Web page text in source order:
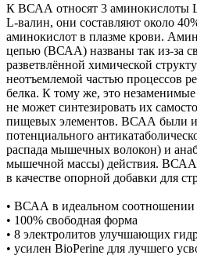
К ВСАА относят 3 аминокислоты
L-валин, они составляют около
аминокислот в плазме крови.
цепью (ВСАА) названы так из-за
разветвлённой химической
неотъемлемой частью процессов
белка. К тому же, это
не может синтезировать их
пищевых элементов. ВСАА были
потенциального
распада мышечных волокон) и
мышечной массы) действия. ВСАА
в качестве опорной добавки для
• ВСАА в идеальном соотношении
• 100% свободная форма
• 8 электролитов улучшающих
• усилен BioPerine для лучшего